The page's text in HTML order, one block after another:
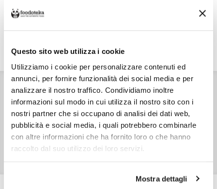
Questo sito web utilizza i cookie
Utilizziamo i cookie per personalizzare contenuti ed
annunci, per fornire funzionalità dei social media e per
analizzare il nostro traffico. Condividiamo inoltre
informazioni sul modo in cui utilizza il nostro sito con i
nostri partner che si occupano di analisi dei dati web,
pubblicità e social media, i quali potrebbero combinarle
con altre informazioni che ha fornito loro o che hanno
raccolto dal suo utilizzo dei loro servizi.
Mostra dettagli
Per Fabbri Denis è €8,00, gratuito da €79,00. Se continui ad acquistare, ciò
che spendi in più dopo gli €79,00 concorre a generare uno sconto sulle
DETTAGLI VALORI NUTRIZIONALI
INGREDIENTI
Noci Chandler
CARATTERISTICHE
SKU 12879
TIPO DI CONFEZIONE Sacchetto finestrato